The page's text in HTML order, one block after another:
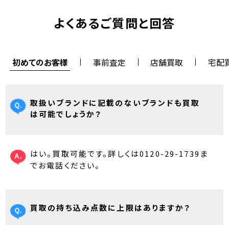
よくあるご質問と回答
初めてのお客様 事前査定 店舗買取 宅配
取扱いブランドに記載のないブランドも買取
は可能でしょうか？
はい。買取可能です。詳しくは0120-29-1739ま
でお電話ください。
買取の持ち込み点数に上限はありますか？